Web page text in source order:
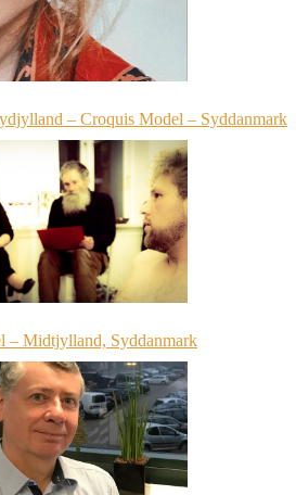
– Croquis Model – Syddanmark
– Midtjylland, Syddanmark